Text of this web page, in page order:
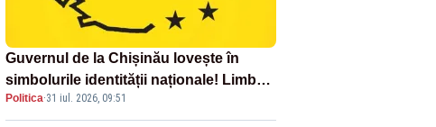
Guvernul de la Chișinău lovește în
simbolurile identității naționale! Limba
română nu se economisește! Limba
română se sărbătorește!
Politica·31 iul. 2026, 09:51